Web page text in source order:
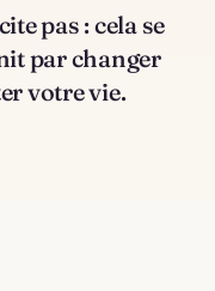
pas : cela se
par changer
votre vie.